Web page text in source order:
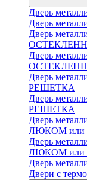
Дверь
Дверь
Дверь
Дверь
Дверь
РЕШЕТКА
Дверь
РЕШЕТКА
Дверь
ЛЮКОМ
Дверь
ЛЮКОМ
Дверь
Двери с